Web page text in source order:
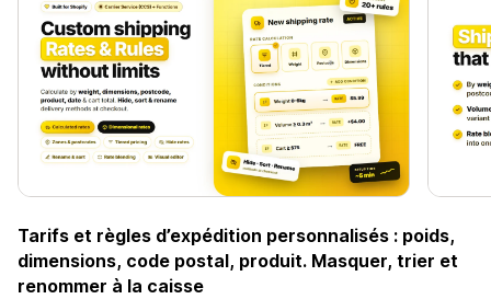
Tarifs et règles d’expédition personnalisés : poids,
dimensions, code postal, produit. Masquer, trier et
renommer à la caisse